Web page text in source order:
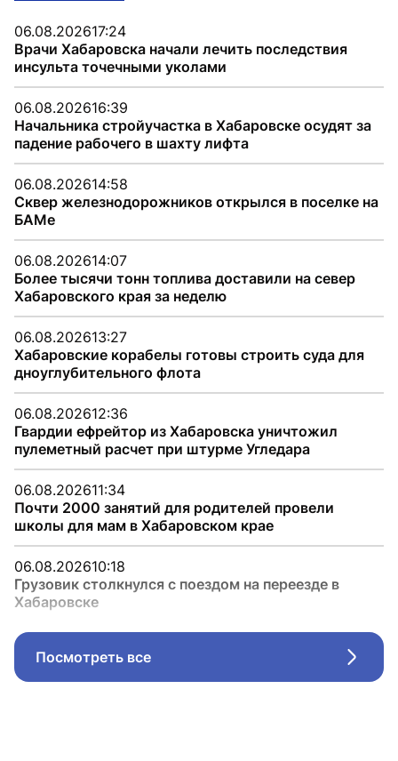
06.08.202617:24
Врачи Хабаровска начали лечить последствия
инсульта точечными уколами
06.08.202616:39
Начальника стройучастка в Хабаровске осудят за
падение рабочего в шахту лифта
06.08.202614:58
Сквер железнодорожников открылся в поселке на
БАМе
06.08.202614:07
Более тысячи тонн топлива доставили на север
Хабаровского края за неделю
06.08.202613:27
Хабаровские корабелы готовы строить суда для
дноуглубительного флота
06.08.202612:36
Гвардии ефрейтор из Хабаровска уничтожил
пулеметный расчет при штурме Угледара
06.08.202611:34
Почти 2000 занятий для родителей провели
школы для мам в Хабаровском крае
06.08.202610:18
Грузовик столкнулся с поездом на переезде в
Хабаровске
Посмотреть все